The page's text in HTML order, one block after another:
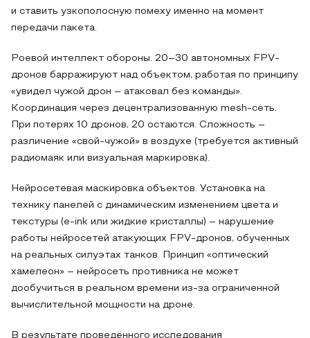
и ставить узкополосную помеху именно на момент
передачи пакета.
Роевой интеллект обороны. 20–30 автономных FPV-
дронов барражируют над объектом, работая по принципу
«увидел чужой дрон – атаковал без команды».
Координация через децентрализованную mesh-сеть.
При потерях 10 дронов, 20 остаются. Сложность –
различение «свой-чужой» в воздухе (требуется активный
радиомаяк или визуальная маркировка).
Нейросетевая маскировка объектов. Установка на
технику панелей с динамическим изменением цвета и
текстуры (e-ink или жидкие кристаллы) – нарушение
работы нейросетей атакующих FPV-дронов, обученных
на реальных силуэтах танков. Принцип «оптический
хамелеон» – нейросеть противника не может
дообучиться в реальном времени из-за ограниченной
вычислительной мощности на дроне.
В результате проведённого исследования